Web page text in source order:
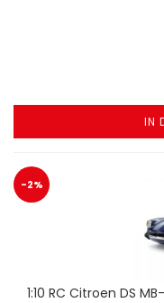
IN
-2%
1:10 RC Citroen DS